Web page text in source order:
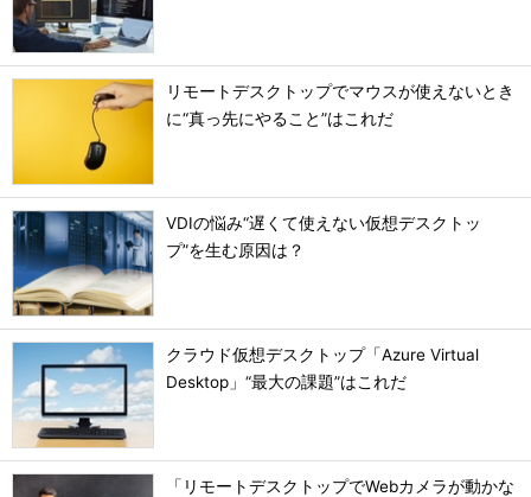
リモートデスクトップでマウスが使えないとき
に“真っ先にやること”はこれだ
VDIの悩み“遅くて使えない仮想デスクトッ
プ”を生む原因は？
クラウド仮想デスクトップ「Azure Virtual
Desktop」“最大の課題”はこれだ
「リモートデスクトップでWebカメラが動かな